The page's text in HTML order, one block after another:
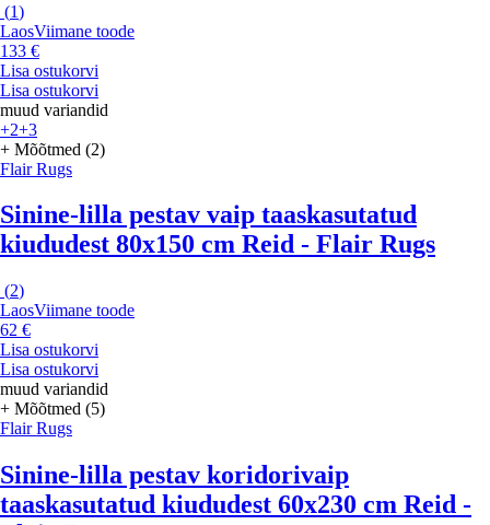
(1)
LaosViimane toode
133 €
Lisa ostukorvi
Lisa ostukorvi
muud variandid
+2+3
+ Mõõtmed (2)
Flair Rugs
Sinine-lilla pestav vaip taaskasutatud
kiududest 80x150 cm Reid - Flair Rugs
(2)
LaosViimane toode
62 €
Lisa ostukorvi
Lisa ostukorvi
muud variandid
+ Mõõtmed (5)
Flair Rugs
Sinine-lilla pestav koridorivaip
taaskasutatud kiududest 60x230 cm Reid -